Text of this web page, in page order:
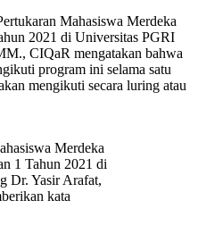
Mahasiswa Merdeka
2021 di Universitas PGRI
CIQaR mengatakan bahwa
program ini selama satu
mengikuti secara luring atau
Merdeka
1 Tahun 2021 di
Dr. Yasir Arafat,
kata